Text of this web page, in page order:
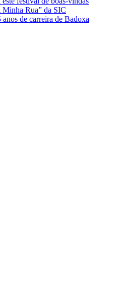
Minha Rua” da SIC
de carreira de Badoxa